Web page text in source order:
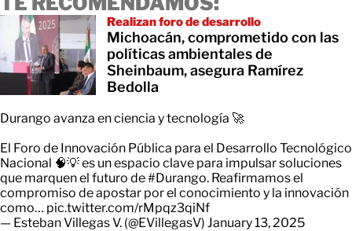
Realizan foro de desarrollo
Michoacán, comprometido con las
políticas ambientales de
Sheinbaum, asegura Ramírez
Bedolla
Durango avanza en ciencia y tecnología 🚀
El Foro de Innovación Pública para el Desarrollo Tecnológico
Nacional 🧠💡 es un espacio clave para impulsar soluciones
que marquen el futuro de#Durango. Reafirmamos el
compromiso de apostar por el conocimiento y la innovación
como… pic.twitter.com/rMpqz3qiNf
— Esteban Villegas V. (@EVillegasV) January 13, 2025